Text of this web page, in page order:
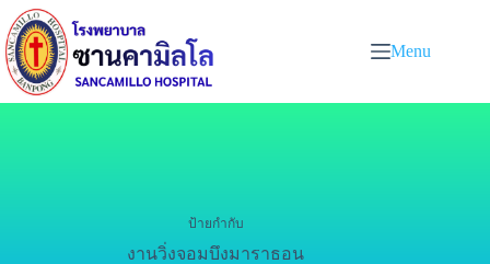
Menu
ป้ายกำกับ
งานวิ่งจอมบึงมาราธอน